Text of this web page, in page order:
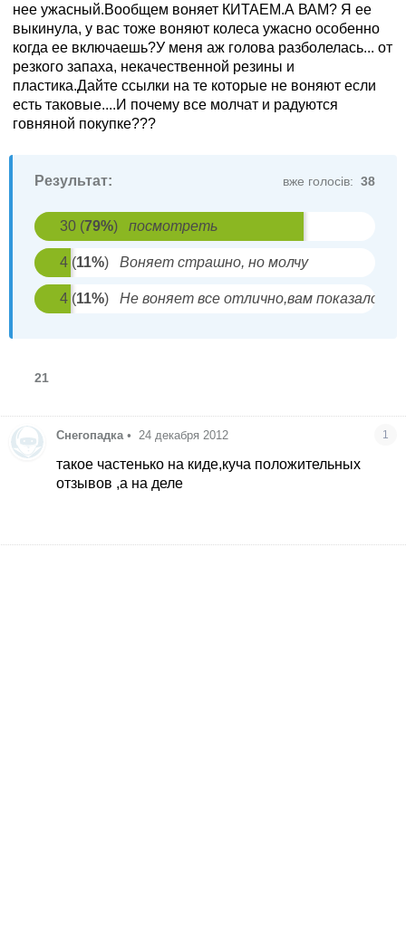
нее ужасный.Вообщем воняет КИТАЕМ.А ВАМ? Я ее
выкинула, у вас тоже воняют колеса ужасно особенно
когда ее включаешь?У меня аж голова разболелась... от
резкого запаха, некачественной резины и
пластика.Дайте ссылки на те которые не воняют если
есть таковые....И почему все молчат и радуются
говняной покупке???
Результат: вже голосів: 38
30 (79%) посмотреть
4 (11%) Воняет страшно, но молчу
4 (11%) Не воняет все отлично,вам показалось
21
Снегопадка • 24 декабря 2012 1
такое частенько на киде,куча положительных
отзывов ,а на деле